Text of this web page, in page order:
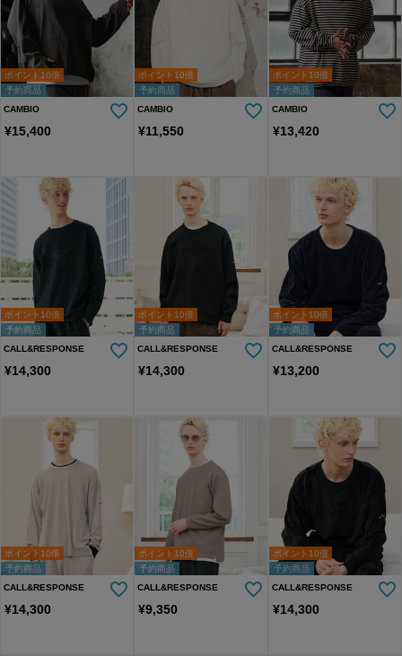
予約商品
ポイント10倍
CAMBIO
¥15,400
予約商品
ポイント10倍
CAMBIO
¥11,550
予約商品
ポイント10倍
CAMBIO
¥13,420
予約商品
ポイント10倍
CALL&RESPONSE
¥14,300
予約商品
ポイント10倍
CALL&RESPONSE
¥14,300
予約商品
ポイント10倍
CALL&RESPONSE
¥13,200
予約商品
ポイント10倍
CALL&RESPONSE
¥14,300
予約商品
ポイント10倍
CALL&RESPONSE
¥9,350
予約商品
ポイント10倍
CALL&RESPONSE
¥14,300